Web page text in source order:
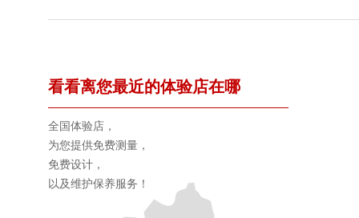
看看离您最近的体验店在哪
全国体验店，
为您提供免费测量，
免费设计，
以及维护保养服务！